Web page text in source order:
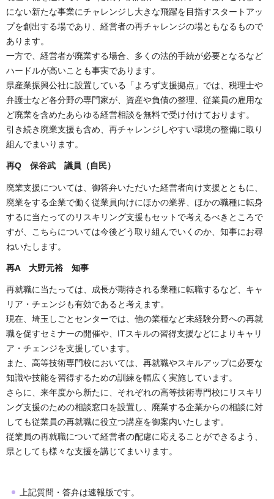
にない新たな事業にチャレンジし大きな飛躍を目指すスタートアッ
プを創出する場であり、経営者の再チャレンジの場ともなるもので
あります。
一方で、経営者が廃業する場合、多くの法的手続が必要となるなど
ハードルが高いことも事実であります。
県産業振興公社に設置している「よろず支援拠点」では、税理士や
弁護士など各分野の専門家が、資産や負債の整理、従業員の雇用な
ど廃業を含めたあらゆる経営相談を無料で受け付けております。
引き続き廃業支援も含め、再チャレンジしやすい環境の整備に取り
組んでまいります。
再Q 保谷武 議員（自民）
廃業支援については、御答弁いただいた経営者向け支援とともに、
廃業をする企業で働く従業員向けにほかの業界、ほかの職種に転身
するに当たってのリスキリング支援もセットで考えるべきところで
すが、こちらについては今後どう取り組んでいくのか、知事にお尋
ねいたします。
再A 大野元裕 知事
再就職に当たっては、成長が期待される業種に転職するなど、キャ
リア・チェンジも有効であると考えます。
現在、埼玉しごとセンターでは、他の業種など未経験分野への再就
職を促すセミナーの開催や、ITスキルの習得支援などによりキャリ
ア・チェンジを支援しています。
また、高等技術専門校においては、再就職やスキルアップに必要な
知識や技能を習得するための訓練を幅広く実施しています。
さらに、来年度から新たに、それぞれの高等技術専門校にリスキリ
ング支援のための相談窓口を設置し、廃業する企業からの相談に対
しても従業員の再就職に役立つ講座を御案内いたします。
従業員の再就職について経営者の配慮に応えることができるよう、
県としても様々な支援を講じてまいります。
上記質問・答弁は速報版です。